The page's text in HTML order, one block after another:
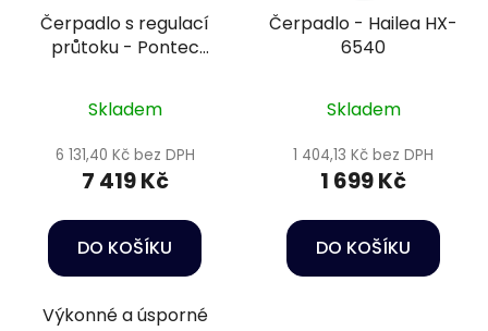
Čerpadlo s regulací
průtoku - Pontec
Skladem
6 131,40 Kč bez DPH
7 419 Kč
DO KOŠÍKU
Výkonné a úsporné
Čerpadlo - Hailea HX-
6540
Skladem
1 404,13 Kč bez DPH
1 699 Kč
DO KOŠÍKU